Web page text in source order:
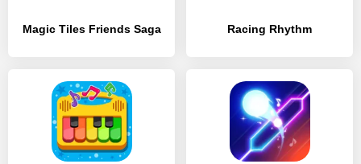
Magic Tiles Friends Saga Racing Rhythm